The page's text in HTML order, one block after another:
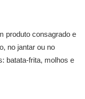
produto consagrado e
no jantar ou no
batata-frita, molhos e